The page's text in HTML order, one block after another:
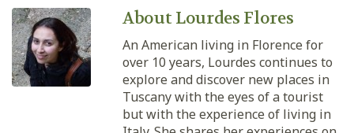
About Lourdes Flores
An American living in Florence for
over 10 years, Lourdes continues to
explore and discover new places in
Tuscany with the eyes of a tourist
but with the experience of living in